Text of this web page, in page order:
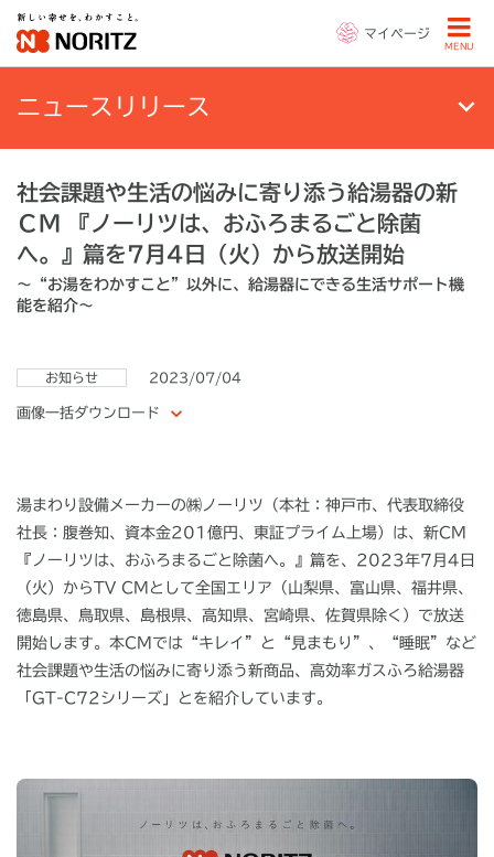
マイページ
MENU
ニュースリリース
社会課題や生活の悩みに寄り添う給湯器の新
ＣＭ 『ノーリツは、おふろまるごと除菌
へ。』篇を7月4日（火）から放送開始
～“お湯をわかすこと”以外に、給湯器にできる生活サポート機
能を紹介～
お知らせ 2023/07/04
画像一括ダウンロード
湯まわり設備メーカーの㈱ノーリツ（本社：神戸市、代表取締役
社長：腹巻知、資本金201億円、東証プライム上場）は、新CM
『ノーリツは、おふろまるごと除菌へ。』篇を、2023年7月4日
（火）からTV CMとして全国エリア（山梨県、富山県、福井県、
徳島県、鳥取県、島根県、高知県、宮崎県、佐賀県除く） で放送
開始します。本CMでは“キレイ”と“見まもり”、“睡眠”など
社会課題や生活の悩みに寄り添う新商品、高効率ガスふろ給湯器
「GT-C72シリーズ」とを紹介しています。